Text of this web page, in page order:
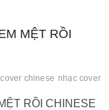
MỆT RỒI
cover chinese nhạc cover
RỒI CHINESE